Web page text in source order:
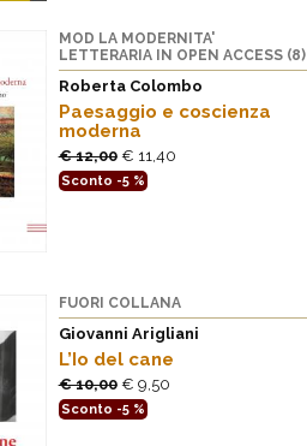
MOD LA MODERNITA'
LETTERARIA IN OPEN ACCESS (8)
Roberta Colombo
Paesaggio e coscienza
moderna
€ 12,00 € 11,40
Sconto -5 %
FUORI COLLANA
Giovanni Arigliani
L’Io del cane
€ 10,00 € 9,50
Sconto -5 %